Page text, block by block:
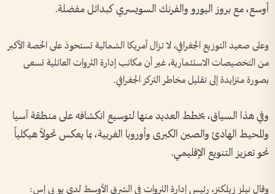
أوسع، مع بروز اليورو والفرنك السويسري كبدائل مفضلة.
وعلى صعيد التوزيع الجغرافي، لا تزال أمريكا الشمالية تستحوذ على الحصة الأكبر
من التخصيصات الاستثمارية، غير أن مكاتب إدارة الثروات العائلية تسعى
بصورة متزايدة إلى تقليل مخاطر التركز الجغرافي.
وفي هذا السياق، يخطط العديد منها لتوسيع انكشافه على منطقة آسيا
والمحيط الهادئ والصين الكبرى وأوروبا الغربية، بما يعكس تحولاً هيكلياً
نحو تعزيز التنويع الإقليمي.
وقال نيلز زيلكنز، رئيس إدارة الثروات في الشرق الأوسط لدى يو بي إس: